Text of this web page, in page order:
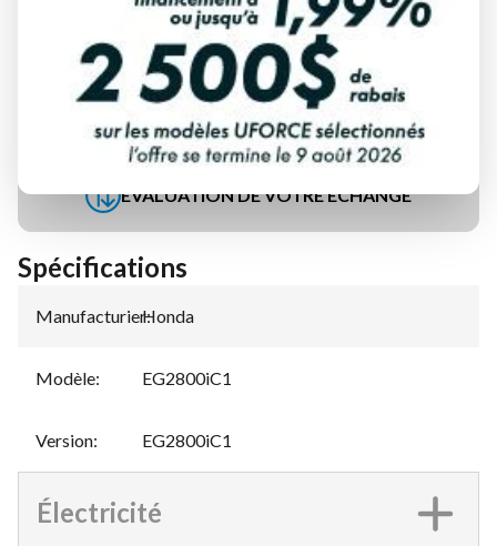
DEMANDE DE FINANCEMENT
ÉVALUATION DE VOTRE ÉCHANGE
Spécifications
Manufacturier:
Honda
Modèle: EG2800iC1
Version: EG2800iC1
Électricité